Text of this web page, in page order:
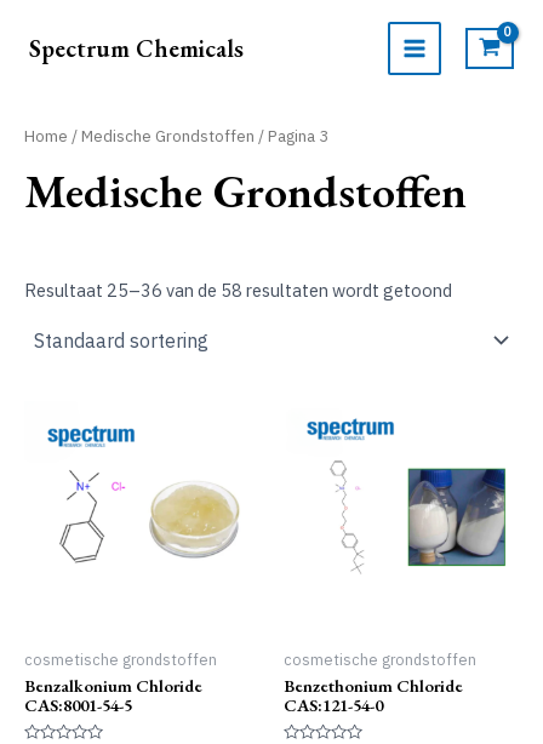
naarSpectrum Chemicals
MAIN
Home /Medische Grondstoffen / Pagina 3
Medische Grondstoffen
Resultaat 25–36 van de 58 resultaten wordt getoond
cosmetische grondstoffen
Benzalkonium Chloride
CAS:8001-54-5
cosmetische grondstoffen
Benzethonium Chloride
CAS:121-54-0